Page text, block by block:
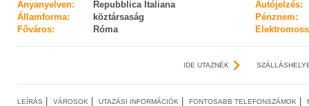
Anyanyelven:
Repubblica Italiana
Autójelzés:
Államforma:
köztársaság
Pénznem:
Főváros:
Róma
IDE UTAZNÉK
LEÍRÁS VÁROSOK UTAZÁSI INFORMÁCIÓK FONTOSABB TELEFONSZÁMOK